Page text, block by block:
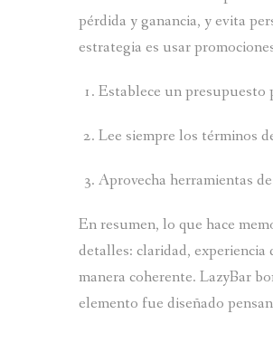
pérdida y ganancia, y evita
estrategia es usar
Establece un presupuesto
Lee siempre los términos
Aprovecha herramientas
En resumen, lo que hace
detalles: claridad, experiencia
manera coherente. LazyBar
elemento fue diseñado